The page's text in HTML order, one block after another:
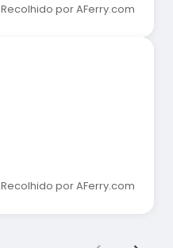
Recolhido por AFerry.com
Recolhido por AFerry.com